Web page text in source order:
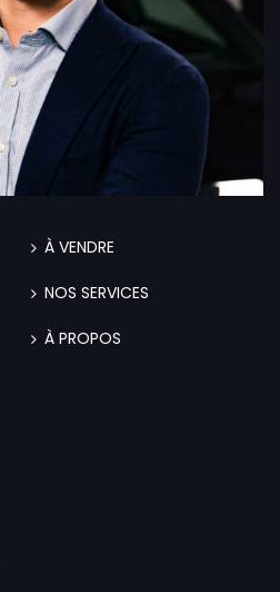
À VENDRE
NOS SERVICES
À PROPOS